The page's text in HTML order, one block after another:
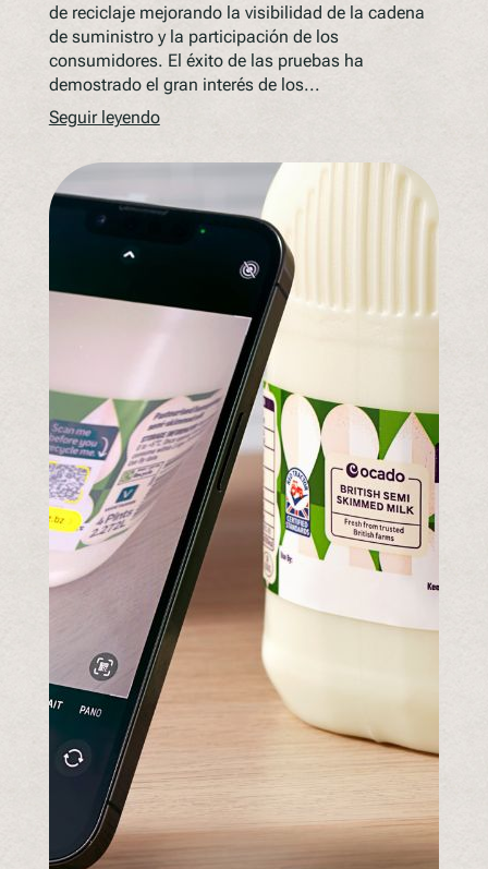
de reciclaje mejorando la visibilidad de la cadena
de suministro y la participación de los
consumidores. El éxito de las pruebas ha
demostrado el gran interés de los...
Seguir leyendo